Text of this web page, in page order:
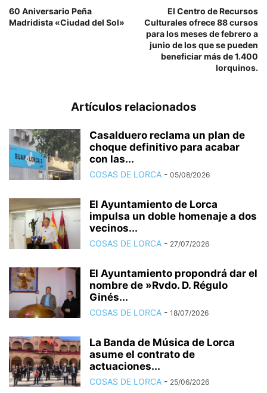
60 Aniversario Peña
Madridista «Ciudad del Sol»
El Centro de Recursos
Culturales ofrece 88 cursos
para los meses de febrero a
junio de los que se pueden
beneficiar más de 1.400
lorquinos.
Artículos relacionados
Casalduero reclama un plan de
choque definitivo para acabar
con las...
COSAS DE LORCA - 05/08/2026
El Ayuntamiento de Lorca
impulsa un doble homenaje a dos
vecinos...
COSAS DE LORCA - 27/07/2026
El Ayuntamiento propondrá dar el
nombre de »Rvdo. D. Régulo
Ginés...
COSAS DE LORCA - 18/07/2026
La Banda de Música de Lorca
asume el contrato de
actuaciones...
COSAS DE LORCA - 25/06/2026